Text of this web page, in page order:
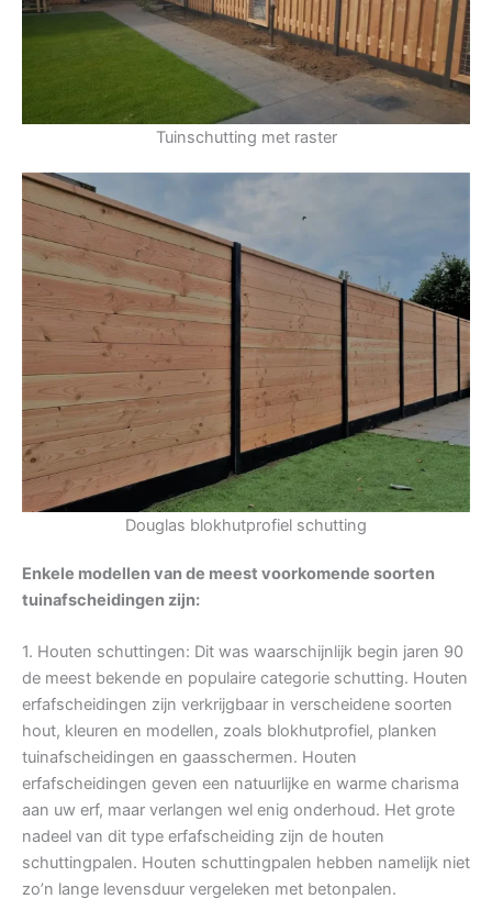
Tuinschutting met raster
Douglas blokhutprofiel schutting
Enkele modellen van de meest voorkomende soorten
tuinafscheidingen zijn:
1. Houten schuttingen: Dit was waarschijnlijk begin jaren 90
de meest bekende en populaire categorie schutting. Houten
erfafscheidingen zijn verkrijgbaar in verscheidene soorten
hout, kleuren en modellen, zoals blokhutprofiel, planken
tuinafscheidingen en gaasschermen. Houten
erfafscheidingen geven een natuurlijke en warme charisma
aan uw erf, maar verlangen wel enig onderhoud. Het grote
nadeel van dit type erfafscheiding zijn de houten
schuttingpalen. Houten schuttingpalen hebben namelijk niet
zo’n lange levensduur vergeleken met betonpalen.